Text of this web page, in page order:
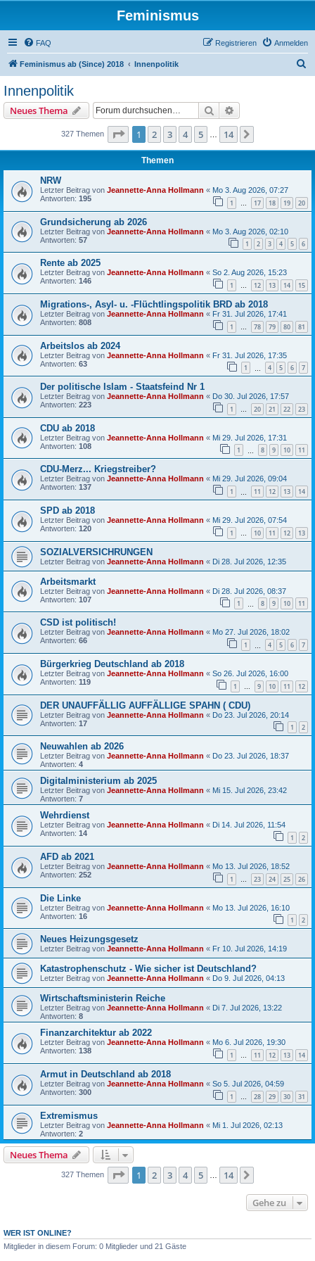
Feminismus
FAQ Anmelden
Registrieren
Feminismus ab (Since) 2018 Innenpolitik
Innenpolitik
Neues Thema Suche
327 Themen Seite 1von 14
1 2 3 4 5 14
Themen
NRW
Letzter Beitrag von Jeannette-Anna Hollmann « Mo 3. Aug 2026, 07:27
Antworten: 195 1 … 17 18 19 20
Grundsicherung ab 2026
Letzter Beitrag von Jeannette-Anna Hollmann « Mo 3. Aug 2026, 02:10
Antworten: 57 1 2 3 4 5 6
Rente ab 2025
Letzter Beitrag von Jeannette-Anna Hollmann « So 2. Aug 2026, 15:23
Antworten: 146 1 … 12 13 14 15
Migrations-, Asyl- u. -Flüchtlingspolitik BRD ab 2018
Letzter Beitrag von Jeannette-Anna Hollmann « Fr 31. Jul 2026, 17:41
Antworten: 808 1 … 78 79 80 81
Arbeitslos ab 2024
Letzter Beitrag von Jeannette-Anna Hollmann « Fr 31. Jul 2026, 17:35
Antworten: 63 1 4 5 6 7
Der politische Islam - Staatsfeind Nr 1
Letzter Beitrag von Jeannette-Anna Hollmann « Do 30. Jul 2026, 17:57
Antworten: 223 1 … 20 21 22 23
CDU ab 2018
Letzter Beitrag von Jeannette-Anna Hollmann « Mi 29. Jul 2026, 17:31
Antworten: 108 1 8 9 10 11
CDU-Merz... Kriegstreiber?
Letzter Beitrag von Jeannette-Anna Hollmann « Mi 29. Jul 2026, 09:04
Antworten: 137 1 11 12 13 14
SPD ab 2018
Letzter Beitrag von Jeannette-Anna Hollmann « Mi 29. Jul 2026, 07:54
Antworten: 120 1 … 10 11 12 13
SOZIALVERSICHRUNGEN
Letzter Beitrag von Jeannette-Anna Hollmann « Di 28. Jul 2026, 12:35
Arbeitsmarkt
Letzter Beitrag von Jeannette-Anna Hollmann « Di 28. Jul 2026, 08:37
Antworten: 107 1 8 9 10 11
CSD ist politisch!
Letzter Beitrag von Jeannette-Anna Hollmann « Mo 27. Jul 2026, 18:02
Antworten: 66 1 4 5 6 7
Bürgerkrieg Deutschland ab 2018
Letzter Beitrag von Jeannette-Anna Hollmann « So 26. Jul 2026, 16:00
Antworten: 119 1 … 9 10 11 12
DER UNAUFFÄLLIG AUFFÄLLIGE SPAHN ( CDU)
Letzter Beitrag von Jeannette-Anna Hollmann « Do 23. Jul 2026, 20:14
Antworten: 17 1 2
Neuwahlen ab 2026
Letzter Beitrag von Jeannette-Anna Hollmann « Do 23. Jul 2026, 18:37
Antworten: 4
Digitalministerium ab 2025
Letzter Beitrag von Jeannette-Anna Hollmann « Mi 15. Jul 2026, 23:42
Antworten: 7
Wehrdienst
Letzter Beitrag von Jeannette-Anna Hollmann « Di 14. Jul 2026, 11:54
Antworten: 14 1 2
AFD ab 2021
Letzter Beitrag von Jeannette-Anna Hollmann « Mo 13. Jul 2026, 18:52
Antworten: 252 1 … 23 24 25 26
Die Linke
Letzter Beitrag von Jeannette-Anna Hollmann « Mo 13. Jul 2026, 16:10
Antworten: 16 1 2
Neues Heizungsgesetz
Letzter Beitrag von Jeannette-Anna Hollmann « Fr 10. Jul 2026, 14:19
Katastrophenschutz - Wie sicher ist Deutschland?
Letzter Beitrag von Jeannette-Anna Hollmann « Do 9. Jul 2026, 04:13
Wirtschaftsministerin Reiche
Letzter Beitrag von Jeannette-Anna Hollmann « Di 7. Jul 2026, 13:22
Antworten: 8
Finanzarchitektur ab 2022
Letzter Beitrag von Jeannette-Anna Hollmann « Mo 6. Jul 2026, 19:30
Antworten: 138 1 … 11 12 13 14
Armut in Deutschland ab 2018
Letzter Beitrag von Jeannette-Anna Hollmann « So 5. Jul 2026, 04:59
Antworten: 300 1 28 29 30 31
Extremismus
Letzter Beitrag von Jeannette-Anna Hollmann « Mi 1. Jul 2026, 02:13
Antworten: 2
Neues Thema
327 Themen Seite 1von 14
1 2 3 4 5 14
Gehe zu
WER IST ONLINE?
Mitglieder in diesem Forum: 0 Mitglieder und 21 Gäste